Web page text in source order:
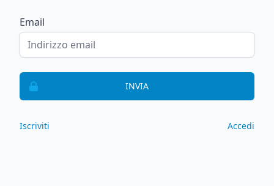
Email
INVIA
Iscriviti Accedi